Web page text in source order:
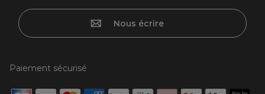
Nous écrire
Paiement sécurisé